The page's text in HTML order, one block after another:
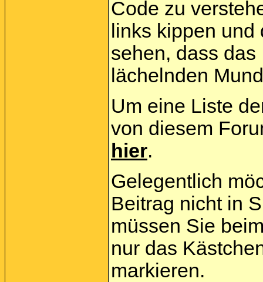
Code zu
links kippen
sehen, dass das
lächelnden
Um eine Liste
von diesem
hier.
Gelegentlich
Beitrag nicht in
müssen Sie
nur das
markieren.